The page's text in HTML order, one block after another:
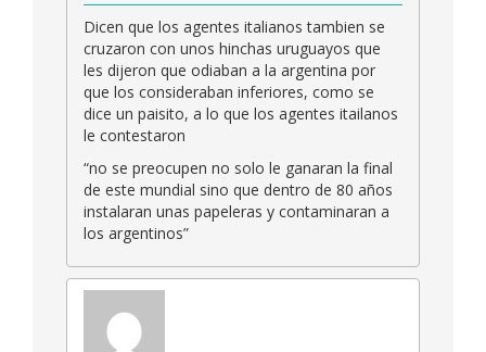
Dicen que los agentes italianos tambien se
cruzaron con unos hinchas uruguayos que
les dijeron que odiaban a la argentina por
que los consideraban inferiores, como se
dice un paisito, a lo que los agentes itailanos
le contestaron
“no se preocupen no solo le ganaran la final
de este mundial sino que dentro de 80 años
instalaran unas papeleras y contaminaran a
los argentinos”